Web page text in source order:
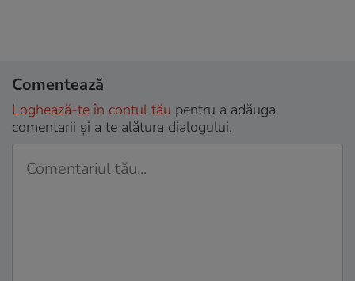
Comentează
Loghează-te în contul tău pentru a adăuga
comentarii și a te alătura dialogului.